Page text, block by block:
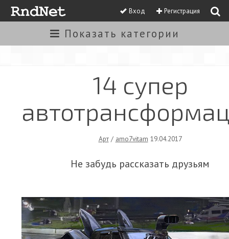
Вход Регистрация
Показать категории
14 cупер
Арт/ amo7vitam 19.04.2017
Не забудь рассказать друзьям